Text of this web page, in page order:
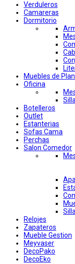
Verduleros
Camareras
Dormitorio
Muebles de
Oficina
Botelleros
Outlet
Estanterias
Sofas Cama
Perchas
Salon Comedor
Relojes
Zapateros
Mueble Gestion
Meyvaser
DecoPako
DecoEko